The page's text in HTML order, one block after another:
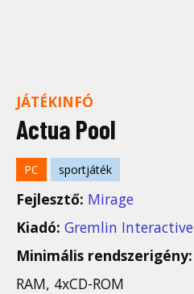
JÁTÉKINFÓ
Actua Pool
PC sportjáték
Fejlesztő: Mirage
Kiadó: Gremlin Interactive
Minimális rendszerigény:
RAM, 4xCD-ROM